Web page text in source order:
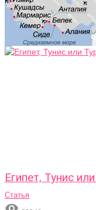
Египет, Тунис
Статья